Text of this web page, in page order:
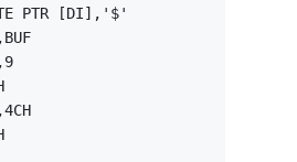
BYTE PTR [DI],'$'